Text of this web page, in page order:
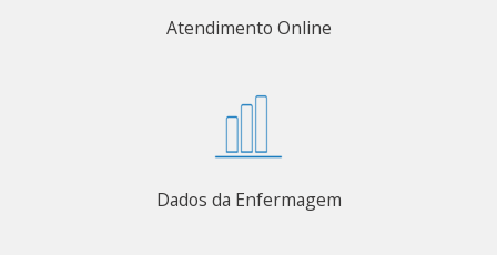
Atendimento Online
Dados da Enfermagem